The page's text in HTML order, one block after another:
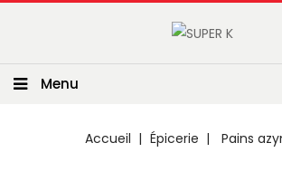
Menu
Accueil Épicerie Pains